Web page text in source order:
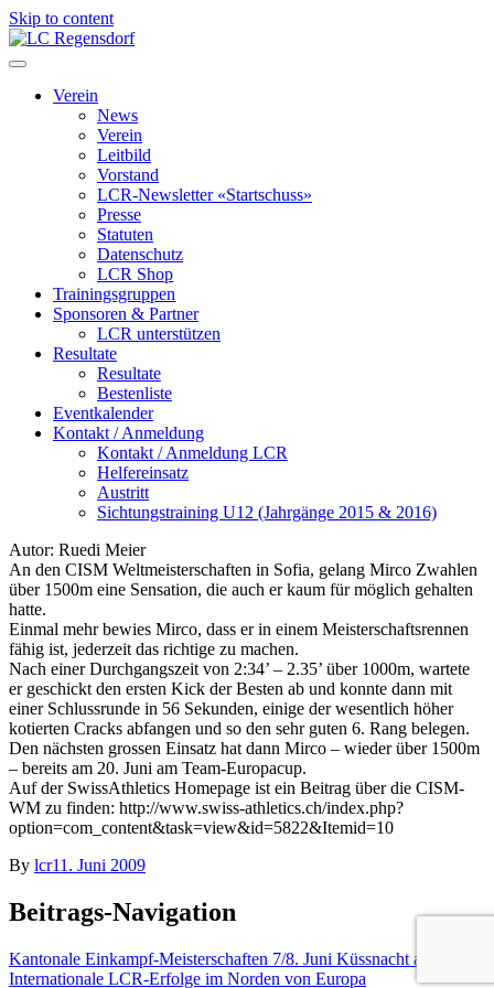
Skip to content
LC Regensdorf
Verein
News
Verein
Leitbild
Vorstand
LCR-Newsletter «Startschuss»
Presse
Statuten
Datenschutz
LCR Shop
Trainingsgruppen
Sponsoren & Partner
LCR unterstützen
Resultate
Resultate
Bestenliste
Eventkalender
Kontakt / Anmeldung
Kontakt / Anmeldung LCR
Helfereinsatz
Austritt
Sichtungstraining U12 (Jahrgänge 2015 & 2016)
Autor: Ruedi Meier
An den CISM Weltmeisterschaften in Sofia, gelang Mirco Zwahlen
über 1500m eine Sensation, die auch er kaum für möglich gehalten
hatte.
Einmal mehr bewies Mirco, dass er in einem Meisterschaftsrennen
fähig ist, jederzeit das richtige zu machen.
Nach einer Durchgangszeit von 2:34’ – 2.35’ über 1000m, wartete
er geschickt den ersten Kick der Besten ab und konnte dann mit
einer Schlussrunde in 56 Sekunden, einige der wesentlich höher
kotierten Cracks abfangen und so den sehr guten 6. Rang belegen.
Den nächsten grossen Einsatz hat dann Mirco – wieder über 1500m
– bereits am 20. Juni am Team-Europacup.
Auf der SwissAthletics Homepage ist ein Beitrag über die CISM-
WM zu finden: http://www.swiss-athletics.ch/index.php?
option=com_content&task=view&id=5822&Itemid=10
By lcr11. Juni 2009
Beitrags-Navigation
Kantonale Einkampf-Meisterschaften 7/8. Juni Küssnacht am Rigi
Internationale LCR-Erfolge im Norden von Europa